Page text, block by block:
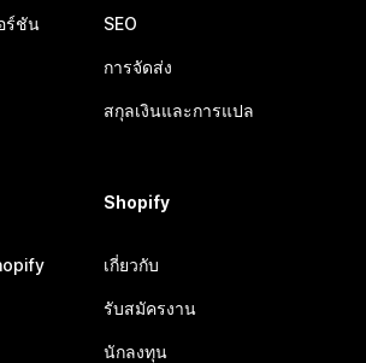
ร์ชัน SEO
การจัดส่ง
สกุลเงินและการแปล
Shopify
เกี่ยวกับ
รับสมัครงาน
นักลงทุน